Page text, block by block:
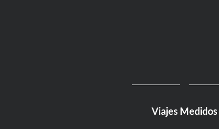
Viajes Medidos